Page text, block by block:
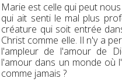
Marie est celle qui peut
qui ait senti le mal plus
créature qui soit entrée
Christ comme elle. Il n'y a
l'ampleur de l'amour de
l'amour dans un monde où
comme jamais ?